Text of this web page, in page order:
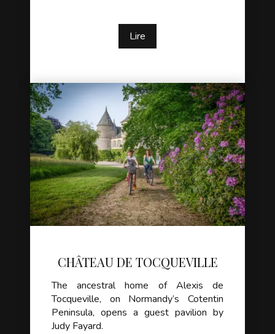
Lire
CHÂTEAU DE TOCQUEVILLE
The ancestral home of Alexis de
Tocqueville, on Normandy’s Cotentin
Peninsula, opens a guest pavilion by
Judy Fayard.